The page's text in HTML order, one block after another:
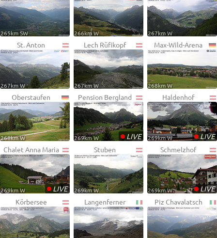
265km SW 266km W 267km W
St. Anton
267km W
Lech Rüfikopf
267km W
Max-Wild-Arena
268km W
Oberstaufen
268km W
Pension Bergland
•LIVE
269km W
Haldenhof
•LIVE
269km W
Chalet Anna Maria
•LIVE
269km W
Stuben
269km W
Schmelzhof
•LIVE
269km W
Körbersee Langenferner Piz Chavalatsch